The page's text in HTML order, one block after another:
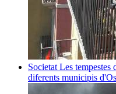
Societat Les tempestes
diferents municipis